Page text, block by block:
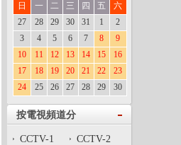
日
一 二 三 四 五
六
27
28 29 30 31 1
2
3
4 5 6 7 8
9
10
11 12 13 14 15
16
17
18 19 20 21 22
23
24
25 26 27 28 29 30
按電視頻道分
CCTV-1
CCTV-2